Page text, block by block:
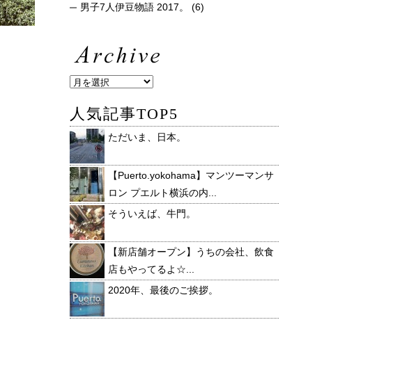
男子7人伊豆物語 2017。
(6)
人気記事TOP5
ただいま、日本。
【Puerto.yokohama】マンツーマンサ
ロン プエルト横浜の内...
そういえば、牛門。
【新店舗オープン】うちの会社、飲食
店もやってるよ☆...
2020年、最後のご挨拶。